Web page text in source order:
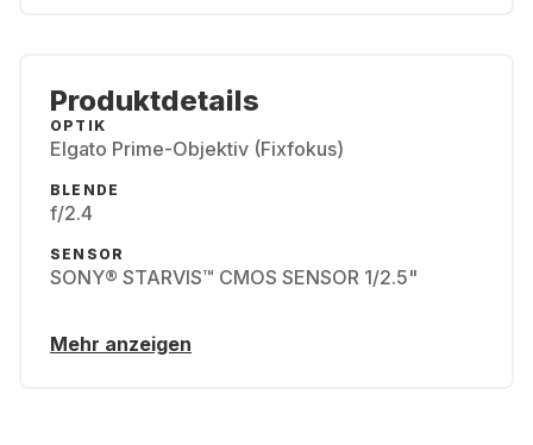
Produktdetails
OPTIK
Elgato Prime-Objektiv (Fixfokus)
BLENDE
f/2.4
SENSOR
SONY® STARVIS™ CMOS SENSOR 1/2.5"
Mehr anzeigen